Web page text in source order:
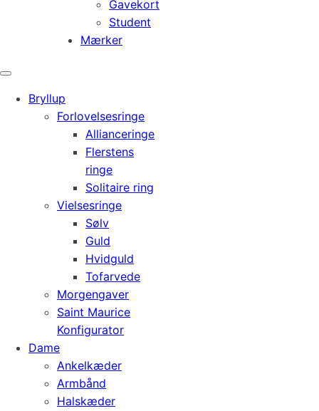
Gavekort
Student
Mærker
Bryllup
Forlovelsesringe
Allianceringe
Flerstens
ringe
Solitaire ring
Vielsesringe
Sølv
Guld
Hvidguld
Tofarvede
Morgengaver
Saint Maurice
Konfigurator
Dame
Ankelkæder
Armbånd
Halskæder